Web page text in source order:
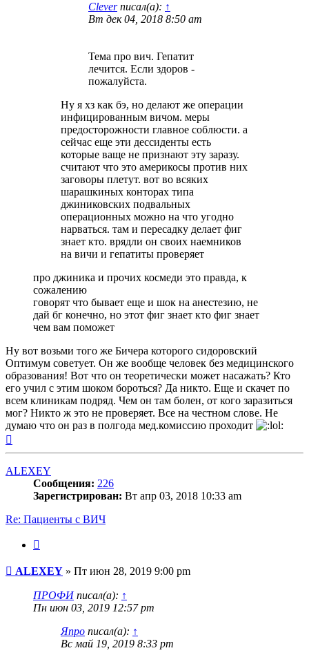
Cleverписал(а): ↑
Вт дек 04, 2018 8:50 am
Тема про вич. Гепатит
лечится. Если здоров -
пожалуйста.
Ну я хз как бэ, но делают же операции
инфицированным вичом. меры
предосторожности главное соблюсти. а
сейчас еще эти дессиденты есть
которые ваще не признают эту заразу.
считают что это америкосы против них
заговоры плетут. вот во всяких
шарашкиных конторах типа
джиниковских подвальных
операционных можно на что угодно
нарваться. там и пересадку делает фиг
знает кто. врядли он своих наемников
на вичи и гепатиты проверяет
про джиника и прочих космеди это правда, к
сожалению
говорят что бывает еще и шок на анестезию, не
дай бг конечно, но этот фиг знает кто фиг знает
чем вам поможет
Ну вот возьми того же Бичера которого сидоровский
Оптимум советует. Он же вообще человек без медицинского
образования! Вот что он теоретически может насажать? Кто
его учил с этим шоком бороться? Да никто. Еще и скачет по
всем клиникам подряд. Чем он там болен, от кого заразиться
мог? Никто ж это не проверяет. Все на честном слове. Не
думаю что он раз в полгода мед.комиссию проходит
ALEXEY
Сообщения: 226
Зарегистрирован: Вт апр 03, 2018 10:33 am
Re: Пациенты с ВИЧ
Сообщение
ALEXEY » Пт июн 28, 2019 9:00 pm
ПРОФИписал(а): ↑
Пн июн 03, 2019 12:57 pm
Япро писал(а): ↑
Вс май 19, 2019 8:33 pm